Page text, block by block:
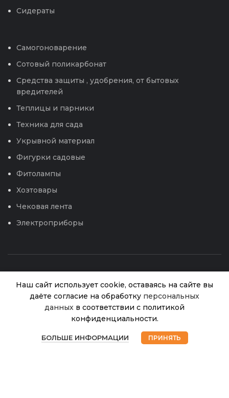
Сидераты
Самогоноварение
Сотовый поликарбонат
Средства защиты , удобрения, от бытовых
вредителей
Теплицы и парники
Техника для сада
Укрывной материал
Фигурки садовые
Фитолампы
Хозтовары
Чековая лента
Электроприборы
Интернет магазин Успех. ИП Хрипунов Сергей
Александрович
ИНН 420800180243 / ОГРНИП 304420530300327
Наш сайт использует cookie, оставаясь на сайте вы
даёте согласие на обработку персональных
данных в соответствии с политикой
конфиденциальности.
БОЛЬШЕ ИНФОРМАЦИИ ПРИНЯТЬ
Леска для
триммера
треугольник99.00 ₽
наличии
Магазин Избранное Корзина Мой аккаунт